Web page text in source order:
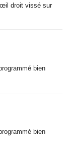
droit vissé sur
bien
bien